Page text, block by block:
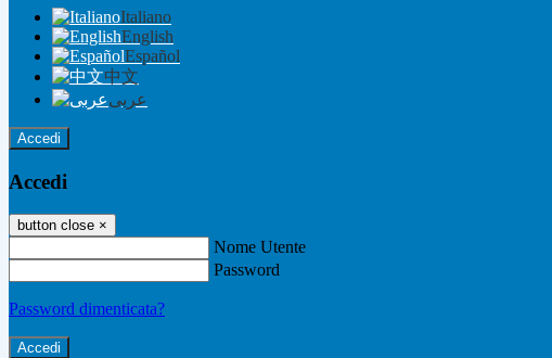
Italiano
English
Español
中文
عربى
Accedi
Accedi
button close ×
Nome Utente
Password
Password dimenticata?